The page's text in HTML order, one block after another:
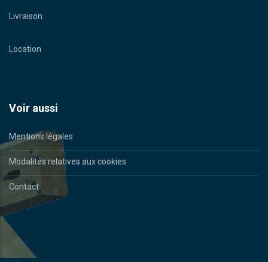
Livraison
Location
Voir aussi
Mentions légales
Modalités relatives aux cookies
Contact